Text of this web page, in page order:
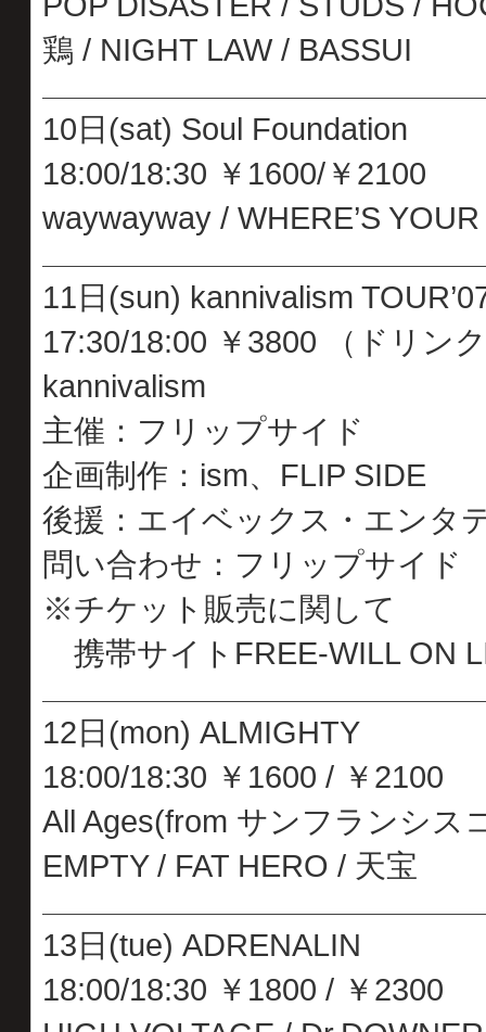
鶏 / NIGHT LAW / BASSUI
10日(sat) Soul Foundation
18:00/18:30 ￥1600/￥2100
waywayway / WHERE’S
11日(sun) kannivalism
17:30/18:00 ￥3800 （ドリン
kannivalism
主催：フリップサイド
企画制作：ism、FLIP SIDE
後援：エイベックス・エンタ
問い合わせ：フリップサイド
※チケット販売に関して
携帯サイトFREE-WILL ON
12日(mon) ALMIGHTY
18:00/18:30 ￥1600 / ￥2100
All Ages(from サンフランシス
EMPTY / FAT HERO / 天宝
13日(tue) ADRENALIN
18:00/18:30 ￥1800 / ￥2300